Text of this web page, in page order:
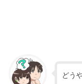
どう